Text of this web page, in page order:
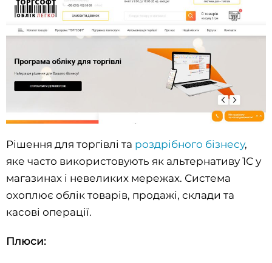
Рішення для торгівлі та роздрібного бізнесу,
яке часто використовують як альтернативу 1С у
магазинах і невеликих мережах. Система
охоплює облік товарів, продажі, склади та
касові операції.
Плюси: